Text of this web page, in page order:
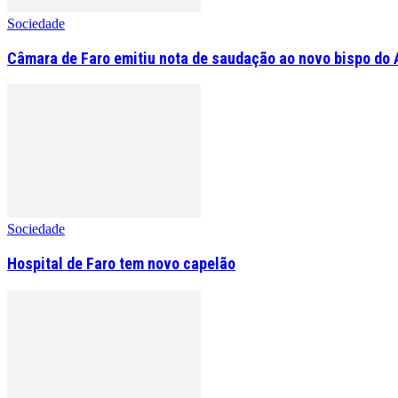
Sociedade
Câmara de Faro emitiu nota de saudação ao novo bispo do
Sociedade
Hospital de Faro tem novo capelão